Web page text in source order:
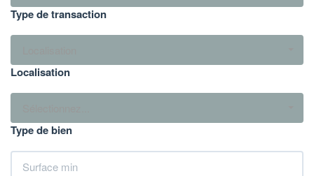
Type de transaction
Localisation
Type de bien